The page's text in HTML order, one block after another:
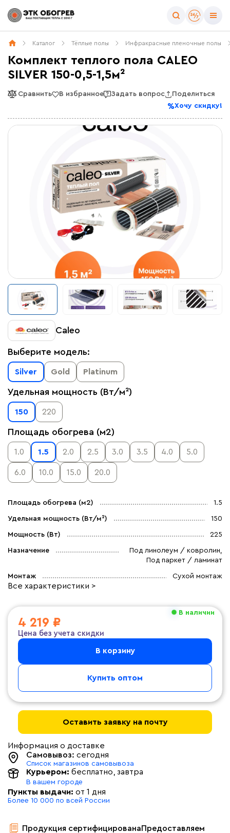
Каталог Тёплые полы Инфракрасные пленочные полы
Комплект теплого пола CALEO
SILVER 150-0,5-1,5м²
Сравнить В избранное Задать вопрос
Поделиться
Хочу скидку!
Caleo
Выберите модель:
Silver Gold Platinum
Удельная мощность (Вт/м²)
150 220
Площадь обогрева (м2)
1.0 1.5 2.0 2.5 3.0 3.5 4.0 5.0
6.0 10.0 15.0 20.0
Площадь обогрева (м2) 1.5
Удельная мощность (Вт/м²) 150
Мощность (Вт) 225
Назначение
Под линолеум / ковролин,
Под паркет / ламинат
Монтаж Сухой монтаж
Все характеристики >
В наличии
4 219 ₽
Цена без учета скидки
В корзину
Купить оптом
Оставить заявку на почту
Информация о доставке
Самовывоз: сегодня
Список магазинов самовывоза
Курьером: бесплатно , завтра
В вашем городе
Пункты выдачи: от 1 дня
Более 10 000 по всей России
Продукция сертифицированаПредоставляем